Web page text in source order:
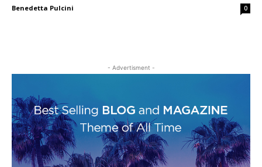
Benedetta Pulcini 0
- Advertisment -